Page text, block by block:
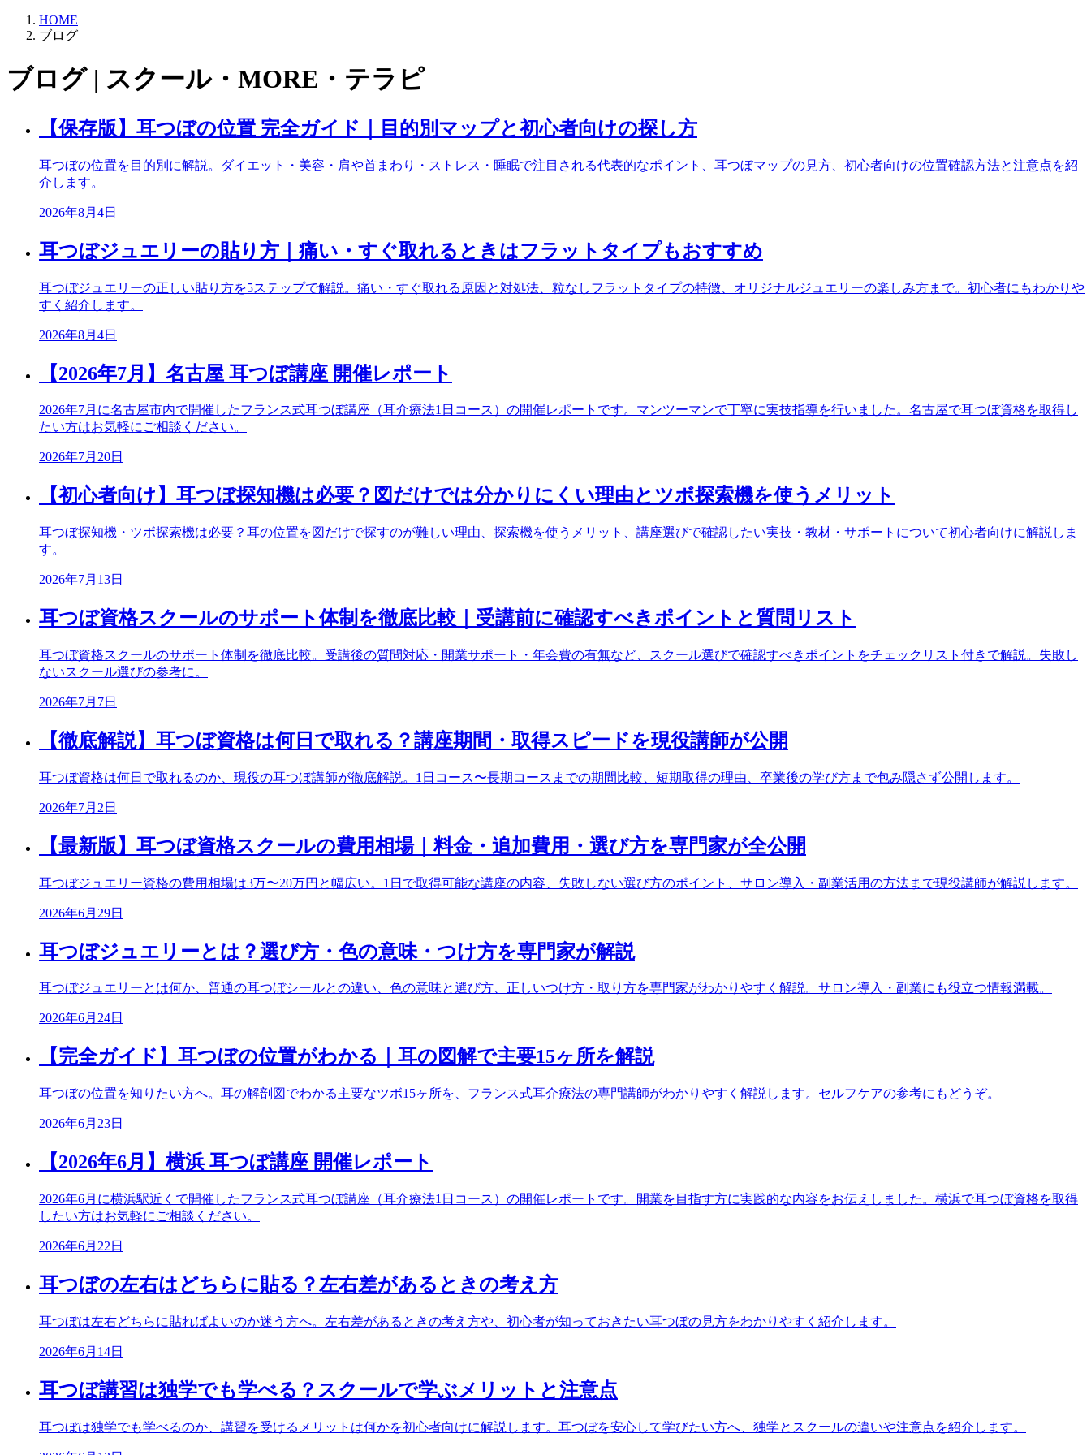
HOME
ブログ
ブログ | スクール・MORE・テラピ
【保存版】耳つぼの位置 完全ガイド｜目的別マップと初心者向けの探し方
耳つぼの位置を目的別に解説。ダイエット・美容・肩や首まわり・ストレス・睡眠で注目される代表的なポイント、耳つぼマップの見方、初心者向けの位置確認方法と注意点を紹
介します。
2026年8月4日
耳つぼジュエリーの貼り方｜痛い・すぐ取れるときはフラットタイプもおすすめ
耳つぼジュエリーの正しい貼り方を5ステップで解説。痛い・すぐ取れる原因と対処法、粒なしフラットタイプの特徴、オリジナルジュエリーの楽しみ方まで。初心者にもわかりや
すく紹介します。
2026年8月4日
【2026年7月】名古屋 耳つぼ講座 開催レポート
2026年7月に名古屋市内で開催したフランス式耳つぼ講座（耳介療法1日コース）の開催レポートです。マンツーマンで丁寧に実技指導を行いました。名古屋で耳つぼ資格を取得し
たい方はお気軽にご相談ください。
2026年7月20日
【初心者向け】耳つぼ探知機は必要？図だけでは分かりにくい理由とツボ探索機を使うメリット
耳つぼ探知機・ツボ探索機は必要？耳の位置を図だけで探すのが難しい理由、探索機を使うメリット、講座選びで確認したい実技・教材・サポートについて初心者向けに解説しま
す。
2026年7月13日
耳つぼ資格スクールのサポート体制を徹底比較｜受講前に確認すべきポイントと質問リスト
耳つぼ資格スクールのサポート体制を徹底比較。受講後の質問対応・開業サポート・年会費の有無など、スクール選びで確認すべきポイントをチェックリスト付きで解説。失敗し
ないスクール選びの参考に。
2026年7月7日
【徹底解説】耳つぼ資格は何日で取れる？講座期間・取得スピードを現役講師が公開
耳つぼ資格は何日で取れるのか、現役の耳つぼ講師が徹底解説。1日コース〜長期コースまでの期間比較、短期取得の理由、卒業後の学び方まで包み隠さず公開します。
2026年7月2日
【最新版】耳つぼ資格スクールの費用相場｜料金・追加費用・選び方を専門家が全公開
耳つぼジュエリー資格の費用相場は3万〜20万円と幅広い。1日で取得可能な講座の内容、失敗しない選び方のポイント、サロン導入・副業活用の方法まで現役講師が解説します。
2026年6月29日
耳つぼジュエリーとは？選び方・色の意味・つけ方を専門家が解説
耳つぼジュエリーとは何か、普通の耳つぼシールとの違い、色の意味と選び方、正しいつけ方・取り方を専門家がわかりやすく解説。サロン導入・副業にも役立つ情報満載。
2026年6月24日
【完全ガイド】耳つぼの位置がわかる｜耳の図解で主要15ヶ所を解説
耳つぼの位置を知りたい方へ。耳の解剖図でわかる主要なツボ15ヶ所を、フランス式耳介療法の専門講師がわかりやすく解説します。セルフケアの参考にもどうぞ。
2026年6月23日
【2026年6月】横浜 耳つぼ講座 開催レポート
2026年6月に横浜駅近くで開催したフランス式耳つぼ講座（耳介療法1日コース）の開催レポートです。開業を目指す方に実践的な内容をお伝えしました。横浜で耳つぼ資格を取得
したい方はお気軽にご相談ください。
2026年6月22日
耳つぼの左右はどちらに貼る？左右差があるときの考え方
耳つぼは左右どちらに貼ればよいのか迷う方へ。左右差があるときの考え方や、初心者が知っておきたい耳つぼの見方をわかりやすく紹介します。
2026年6月14日
耳つぼ講習は独学でも学べる？スクールで学ぶメリットと注意点
耳つぼは独学でも学べるのか、講習を受けるメリットは何かを初心者向けに解説します。耳つぼを安心して学びたい方へ、独学とスクールの違いや注意点を紹介します。